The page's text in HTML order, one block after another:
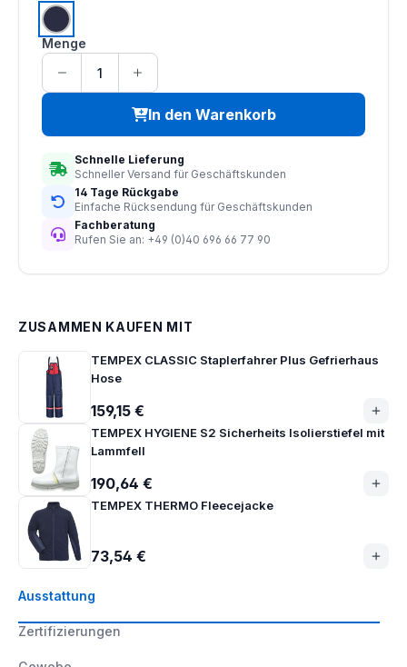
Ausstattung
Zertifizierungen
navy
Menge
In den Warenkorb
Schnelle Lieferung
Schneller Versand für Geschäftskunden
14 Tage Rückgabe
Einfache Rücksendung für Geschäftskunden
Fachberatung
Rufen Sie an: +49 (0)40 696 66 77 90
ZUSAMMEN KAUFEN MIT
TEMPEX CLASSIC Staplerfahrer Plus Gefrierhaus
Hose
159,15 €
TEMPEX HYGIENE S2 Sicherheits Isolierstiefel mit
Lammfell
190,64 €
TEMPEX THERMO Fleecejacke
73,54 €